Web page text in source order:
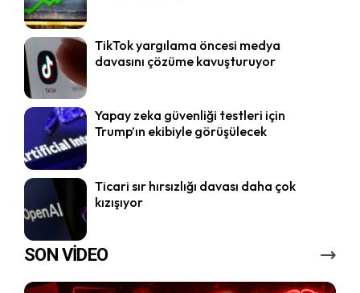
TikTok yargılama öncesi medya
davasını çözüme kavuşturuyor
Yapay zeka güvenliği testleri için
Trump’ın ekibiyle görüşülecek
Ticari sır hırsızlığı davası daha çok
kızışıyor
SON VİDEO